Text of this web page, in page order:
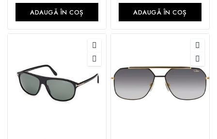
5
ADAUGĂ ÎN COȘ
5
ADAUGĂ ÎN COȘ